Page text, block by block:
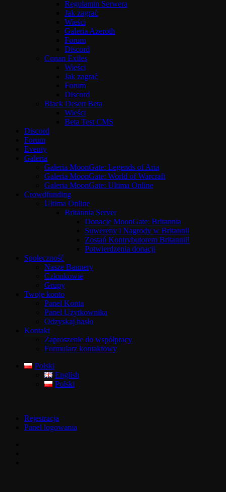
Regulamin Serwera
Jak zagrać
Wieści
Galeria Azeroth
Forum
Discord
Conan Exiles
Wieści
Jak zagrać
Forum
Discord
Black Desert Beta
Wieści
Beta Test CMS
Discord
Forum
Eventy
Galeria
Galeria MoonGate: Legends of Aria
Galeria MoonGate: World of Warcraft
Galeria MoonGate: Ultima Online
Crowdfunding
Ultima Online
Britannia Server
Donacje MoonGate: Britannia
Suwereny i Nagrody w Britannii
Zostań Kontrybutorem Britannii!
Potwierdzenia donacji
Społeczność
Nasze Bannery
Członkowie
Grupy
Twoje konto
Panel Konta
Panel Użytkownika
Odzyskaj hasło
Kontakt
Zaproszenie do współpracy
Formularz kontaktowy
Polski
English
Polski
Rejestracja
Panel logowania